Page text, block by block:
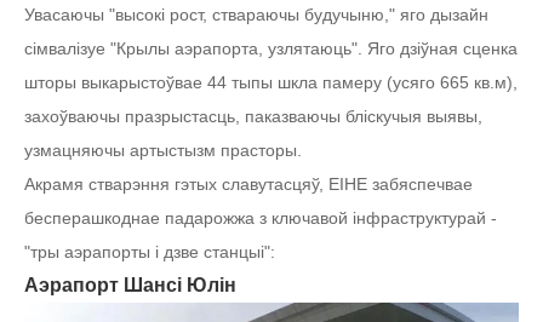
Увасаючы "высокі рост, ствараючы будучыню," яго дызайн
сімвалізуе "Крылы аэрапорта, узлятаюць". Яго дзіўная сценка
шторы выкарыстоўвае 44 тыпы шкла памеру (усяго 665 кв.м),
захоўваючы празрыстасць, паказваючы бліскучыя выявы,
узмацняючы артыстызм прасторы.
Акрамя стварэння гэтых славутасцяў, EIHE забяспечвае
бесперашкоднае падарожжа з ключавой інфраструктурай -
"тры аэрапорты і дзве станцыі":
Аэрапорт Шансі Юлін